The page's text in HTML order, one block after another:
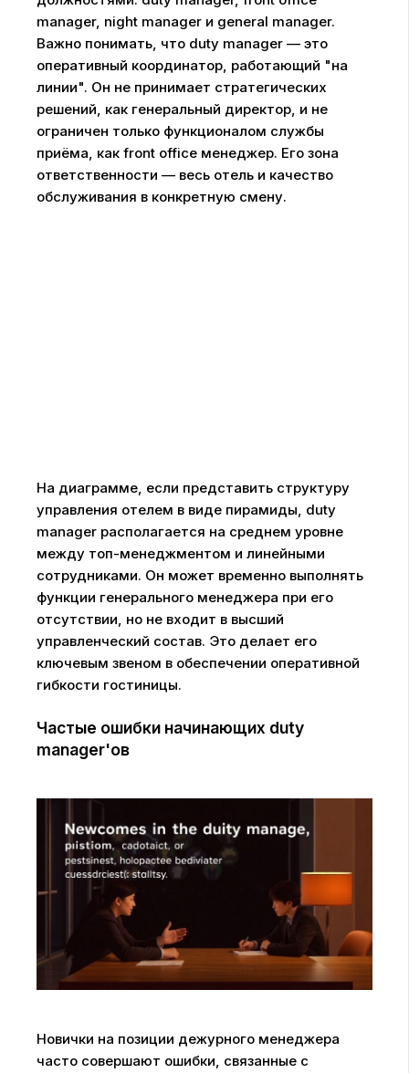
manager, night manager и general manager.
Важно понимать, что duty manager — это
оперативный координатор, работающий "на
линии". Он не принимает стратегических
решений, как генеральный директор, и не
ограничен только функционалом службы
приёма, как front office менеджер. Его зона
ответственности — весь отель и качество
обслуживания в конкретную смену.
На диаграмме, если представить структуру
управления отелем в виде пирамиды, duty
manager располагается на среднем уровне
между топ-менеджментом и линейными
сотрудниками. Он может временно выполнять
функции генерального менеджера при его
отсутствии, но не входит в высший
управленческий состав. Это делает его
ключевым звеном в обеспечении оперативной
гибкости гостиницы.
Частые ошибки начинающих duty
manager'ов
Новички на позиции дежурного менеджера
часто совершают ошибки, связанные с